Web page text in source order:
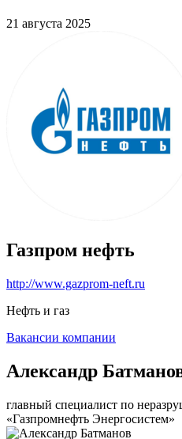
21 августа 2025
Газпром нефть
http://www.gazprom-neft.ru
Нефть и газ
Вакансии компании
Александр
главный специалист по
«Газпромнефть Энергосистем»